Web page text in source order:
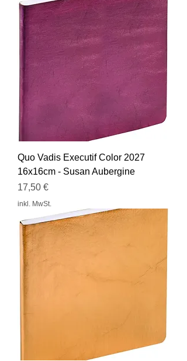
Quo Vadis Executif Color 2027
16x16cm - Susan Aubergine
Preis
17,50 €
inkl. MwSt.